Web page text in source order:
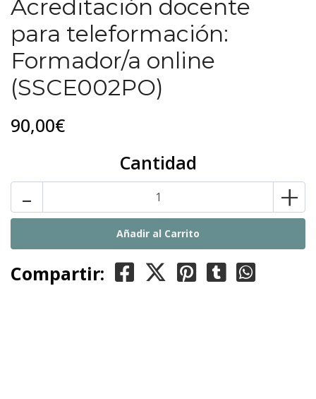
Acreditación docente
para teleformación:
Formador/a online
(SSCE002PO)
90,00€
Cantidad
- +
Compartir: